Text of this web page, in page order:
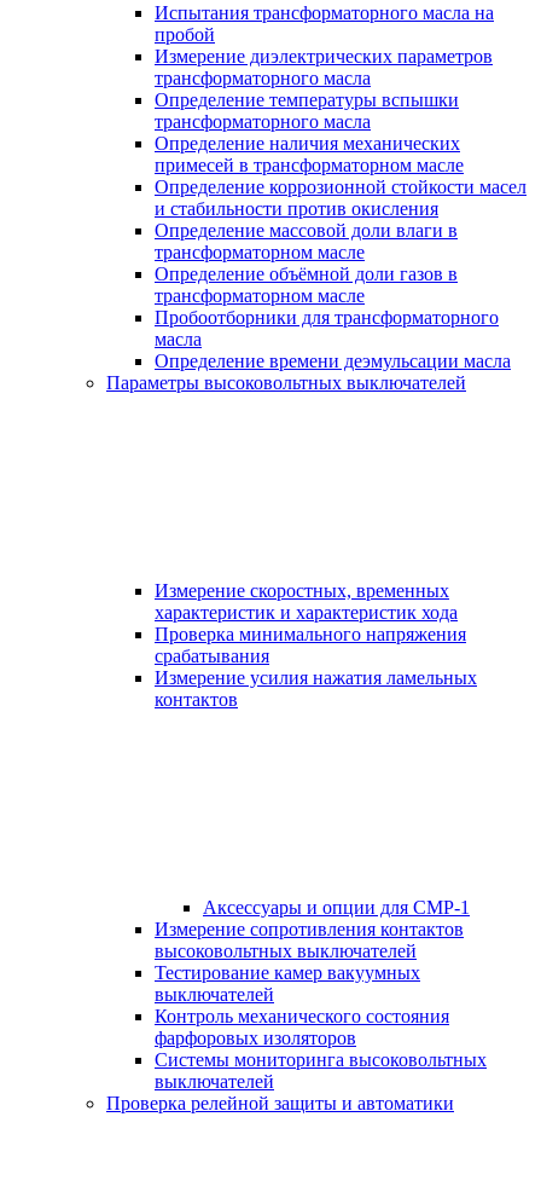
Испытания трансформаторного масла на
пробой
Измерение диэлектрических параметров
трансформаторного масла
Определение температуры вспышки
трансформаторного масла
Определение наличия механических
примесей в трансформаторном масле
Определение коррозионной стойкости масел
и стабильности против окисления
Определение массовой доли влаги в
трансформаторном масле
Определение объёмной доли газов в
трансформаторном масле
Пробоотборники для трансформаторного
масла
Определение времени деэмульсации масла
Параметры высоковольтных выключателей
Измерение скоростных, временных
характеристик и характеристик хода
Проверка минимального напряжения
срабатывания
Измерение усилия нажатия ламельных
контактов
Аксессуары и опции для СМР-1
Измерение сопротивления контактов
высоковольтных выключателей
Тестирование камер вакуумных
выключателей
Контроль механического состояния
фарфоровых изоляторов
Системы мониторинга высоковольтных
выключателей
Проверка релейной защиты и автоматики